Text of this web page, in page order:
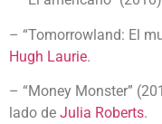
– “Tomorrowland: El
Hugh Laurie.
– “Money Monster”
lado de Julia Roberts.